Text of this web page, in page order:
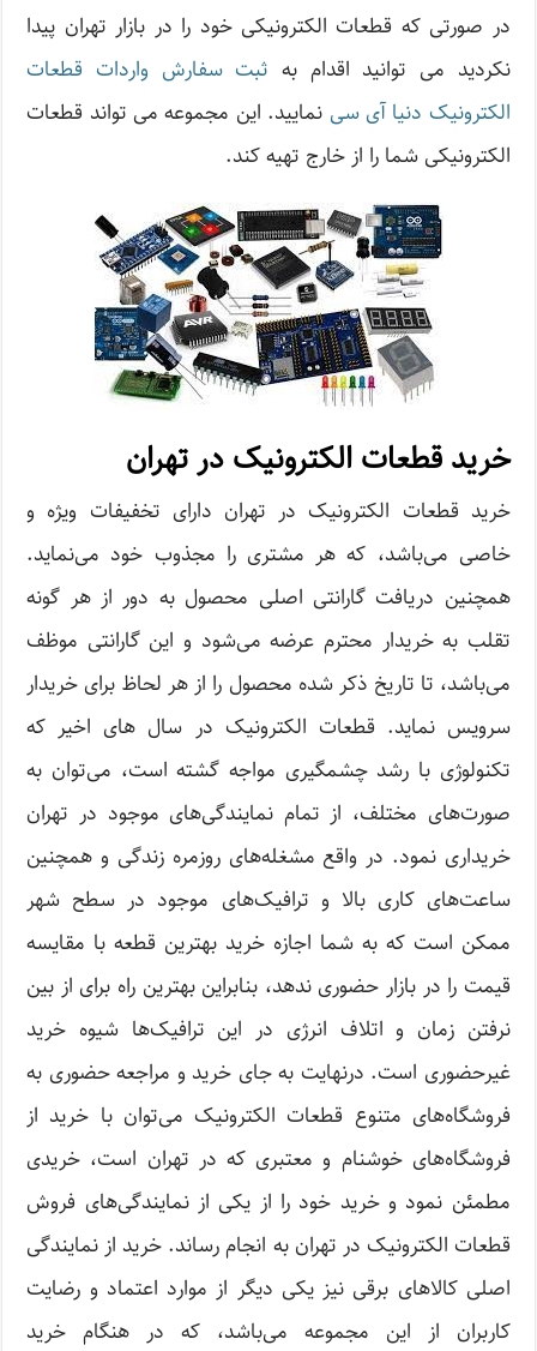
در صورتی که قطعات الکترونیکی خود را در بازار تهران پیدا
نکردید می توانید اقدام به ثبت سفارش واردات قطعات
الکترونیک دنیا آی سی نمایید. این مجموعه می تواند قطعات
الکترونیکی شما را از خارج تهیه کند.
خرید قطعات الکترونیک در تهران
خرید قطعات الکترونیک در تهران دارای تخفیفات ویژه و
خاصی می‌باشد، که هر مشتری را مجذوب خود می‌نماید.
همچنین دریافت گارانتی اصلی محصول به دور از هر گونه
تقلب به خریدار محترم عرضه می‌شود و این گارانتی موظف
می‌باشد، تا تاریخ ذکر شده محصول را از هر لحاظ برای خریدار
سرویس نماید. قطعات الکترونیک در سال های اخیر که
تکنولوژی با رشد چشمگیری مواجه گشته است، می‌توان به
صورت‌های مختلف، از تمام نمایندگی‌های موجود در تهران
خریداری نمود. در واقع مشغله‌های روزمره زندگی و همچنین
ساعت‌های کاری بالا و ترافیک‌های موجود در سطح شهر
ممکن است که به شما اجازه خرید بهترین قطعه با مقایسه
قیمت را در بازار حضوری ندهد، بنابراین بهترین راه برای از بین
نرفتن زمان و اتلاف انرژی در این ترافیک‌ها شیوه خرید
غیرحضوری است. در‌نهایت به جای خرید و مراجعه حضوری به
فروشگاه‌های متنوع قطعات الکترونیک می‌توان با خرید از
فروشگاه‌های خوشنام و معتبری که در تهران است، خریدی
مطمئن نمود و خرید خود را از یکی از نمایندگی‌های فروش
قطعات الکترونیک در تهران به انجام رساند. خرید از نمایندگی
اصلی کالاهای برقی نیز یکی دیگر از موارد اعتماد و رضایت
کاربران از این مجموعه می‌باشد، که در هنگام خرید